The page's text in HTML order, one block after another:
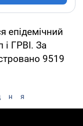
епідемічний
і ГРВІ. За
9519